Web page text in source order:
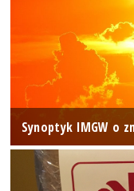
Synoptyk IMGW o